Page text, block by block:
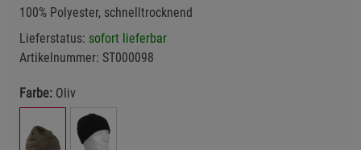
100% Polyester, schnelltrocknend
Lieferstatus: sofort lieferbar
Artikelnummer: ST000098
Farbe: Oliv